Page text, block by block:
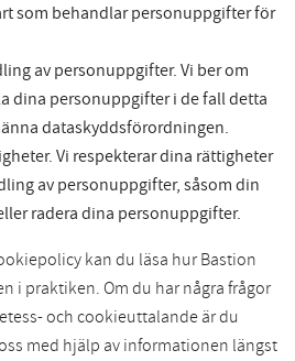
som behandlar personuppgifter för
av personuppgifter. Vi ber om
dina personuppgifter i de fall detta
dataskyddsförordningen.
Vi respekterar dina rättigheter
av personuppgifter, såsom din
radera dina personuppgifter.
kan du läsa hur Bastion
i praktiken. Om du har några frågor
och cookieuttalande är du
med hjälp av informationen längst